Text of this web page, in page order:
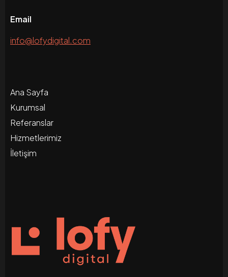
Email
info@lofydigital.com
Ana Sayfa
Kurumsal
Referanslar
Hizmetlerimiz
İletişim